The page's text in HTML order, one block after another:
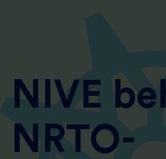
NIVE
NRTO-